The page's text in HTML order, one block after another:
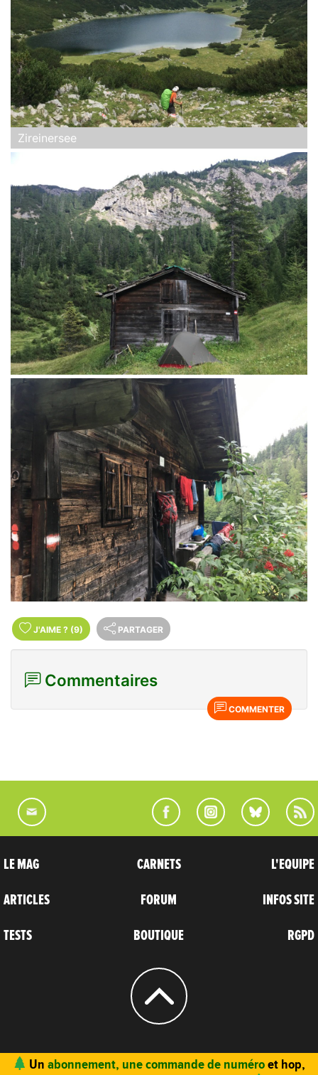
Zireinersee
J'AIME ? (9) PARTAGER
Commentaires
COMMENTER
LE MAG
ARTICLES
TESTS
CARNETS
FORUM
BOUTIQUE
L'EQUIPE
INFOS SITE
RGPD
© 2004 - 2026 CARNETS D’AVENTURES
Un abonnement, une commande de numéroet hop,